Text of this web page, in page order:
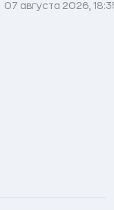
07 августа 2026,